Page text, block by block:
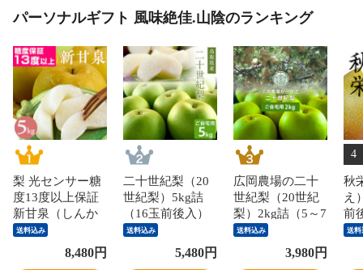
パーソナルギフト 風味絶佳.山陰のランキング
梨 光センサー糖
度13度以上保証
新甘泉（しんか
んせん）5kg詰
（8～18玉入）
鳥取県産 なし 新
送料込み
8,480円
二十世紀梨（20
世紀梨）5kg詰
（16玉前後入）
鳥取県産 なし 訳
あり（ご自宅
用） 送料無料
送料込み
5,480円
広岡農場の二十
世紀梨（20世紀
梨）2kg詰（5～7
玉入） 鳥取県産
なし 訳あり（ご
自宅用） 送料無
送料込み
3,980円
4
秋
え
前
産
送料